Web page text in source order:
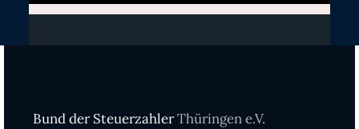
Bund der SteuerzahlerThüringen e.V.